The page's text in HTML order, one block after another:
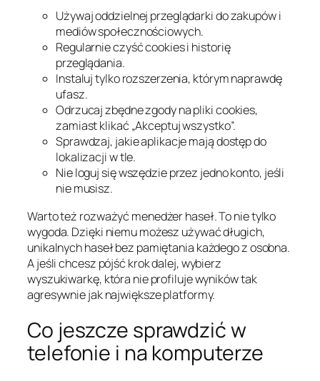
Używaj oddzielnej przeglądarki do zakupów i
mediów społecznościowych.
Regularnie czyść cookies i historię
przeglądania.
Instaluj tylko rozszerzenia, którym naprawdę
ufasz.
Odrzucaj zbędne zgody na pliki cookies,
zamiast klikać „Akceptuj wszystko”.
Sprawdzaj, jakie aplikacje mają dostęp do
lokalizacji w tle.
Nie loguj się wszędzie przez jedno konto, jeśli
nie musisz.
Warto też rozważyć menedżer haseł. To nie tylko
wygoda. Dzięki niemu możesz używać długich,
unikalnych haseł bez pamiętania każdego z osobna.
A jeśli chcesz pójść krok dalej, wybierz
wyszukiwarkę, która nie profiluje wyników tak
agresywnie jak największe platformy.
Co jeszcze sprawdzić w
telefonie i na komputerze